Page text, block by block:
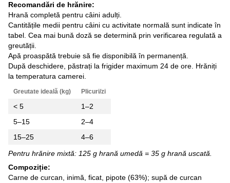
Recomandări de hrănire:
Hrană completă pentru câini adulți.
Cantitățile medii pentru câini cu activitate normală sunt indicate în
tabel. Cea mai bună doză se determină prin verificarea regulată a
greutății.
Apă proaspătă trebuie să fie disponibilă în permanență.
După deschidere, păstrați la frigider maximum 24 de ore. Hrăniți
la temperatura camerei.
Greutate ideală (kg) Plicuri/zi
< 5
1–2
5–15
2–4
15–25
4–6
Pentru hrănire mixtă: 125 g hrană umedă = 35 g hrană uscată.
Compoziție:
Carne de curcan, inimă, ficat, pipote (63%); supă de curcan